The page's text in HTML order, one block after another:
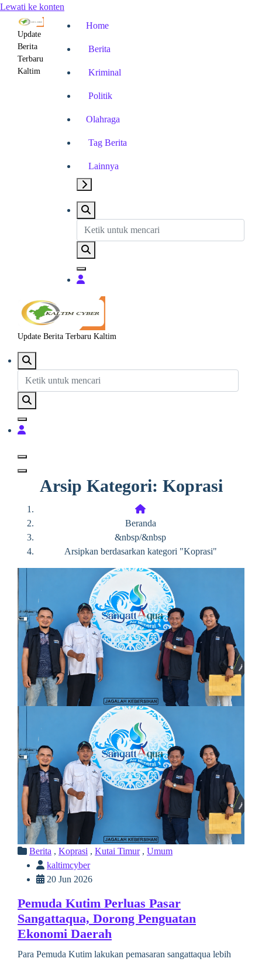
Lewati ke konten
Update
Berita
Terbaru
Kaltim
Home
Berita
Kriminal
Politik
Olahraga
Tag Berita
Lainnya
Update Berita Terbaru Kaltim
Arsip Kategori: Koprasi
Beranda
&nbsp/&nbsp
Arsipkan berdasarkan kategori "Koprasi"
Berita , Koprasi , Kutai Timur, Umum
kaltimcyber
20 Jun 2026
Pemuda Kutim Perluas Pasar
Sangattaqua, Dorong Penguatan
Ekonomi Daerah
Para Pemuda Kutim lakukan pemasaran sangattaqua lebih